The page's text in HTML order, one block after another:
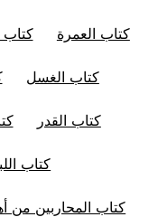
كتاب العمرة كتاب
كتاب الغسل
كتاب القدر
كتاب
كتاب المحاربين من